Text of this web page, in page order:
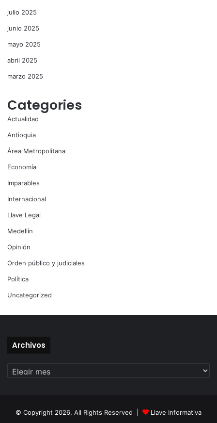
julio 2025
junio 2025
mayo 2025
abril 2025
marzo 2025
Categories
Actualidad
Antioquia
Área Metropolitana
Economía
Imparables
Internacional
Llave Legal
Medellín
Opinión
Orden público y judiciales
Política
Uncategorized
Archivos
© Copyright 2026, All Rights Reserved | Llave Informativa